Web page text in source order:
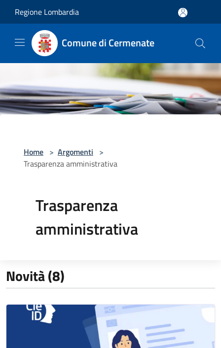
Regione Lombardia
Comune di Cermenate
Home > Argomenti >
Trasparenza amministrativa
Trasparenza
amministrativa
Novità (8)